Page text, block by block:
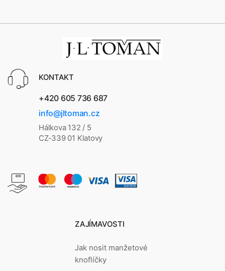
KONTAKT
+420 605 736 687
info@jltoman.cz
Hálkova 132 / 5
CZ-339 01 Klatovy
ZAJÍMAVOSTI
Jak nosit manžetové
knoflíčky